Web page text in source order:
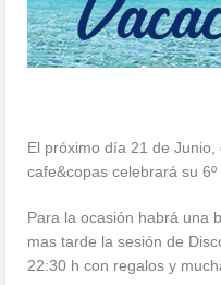
El próximo día 21 de
cafe&copas celebrará su
Para la ocasión habrá una
mas tarde la sesión de
22:30 h con regalos y